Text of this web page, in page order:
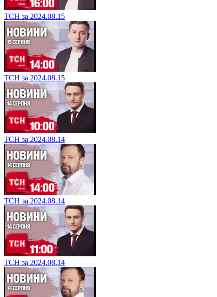
ТСН за 2024.08.15
ТСН за 2024.08.15
ТСН за 2024.08.14
ТСН за 2024.08.14
ТСН за 2024.08.14